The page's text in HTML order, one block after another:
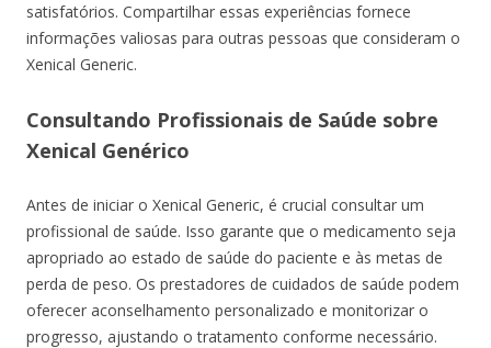
satisfatórios. Compartilhar essas experiências fornece
informações valiosas para outras pessoas que consideram o
Xenical Generic.
Consultando Profissionais de Saúde sobre
Xenical Genérico
Antes de iniciar o Xenical Generic, é crucial consultar um
profissional de saúde. Isso garante que o medicamento seja
apropriado ao estado de saúde do paciente e às metas de
perda de peso. Os prestadores de cuidados de saúde podem
oferecer aconselhamento personalizado e monitorizar o
progresso, ajustando o tratamento conforme necessário.